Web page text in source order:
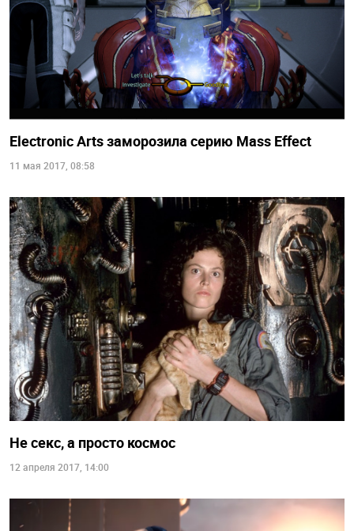
Electronic Arts заморозила серию Mass Effect
11 мая 2017, 08:58
Не секс, а просто космос
12 апреля 2017, 14:00